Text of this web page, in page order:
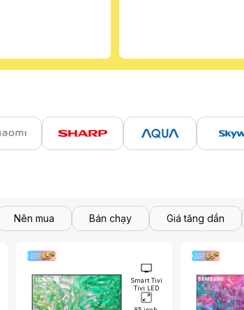
Nên mua Bán chạy Giá tăng dần
Smart Tivi
Tivi LED